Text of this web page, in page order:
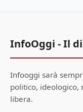
InfoOggi - Il
Infooggi sarà
politico, ideologico,
libera.